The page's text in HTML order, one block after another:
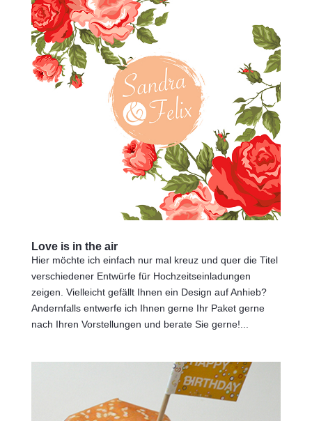
Love is in the air
Hier möchte ich einfach nur mal kreuz und quer die Titel
verschiedener Entwürfe für Hochzeitseinladungen
zeigen. Vielleicht gefällt Ihnen ein Design auf Anhieb?
Andernfalls entwerfe ich Ihnen gerne Ihr Paket gerne
nach Ihren Vorstellungen und berate Sie gerne!...